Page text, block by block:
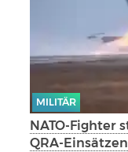
MILITÄR
NATO-Fighter
QRA-Einsätzen